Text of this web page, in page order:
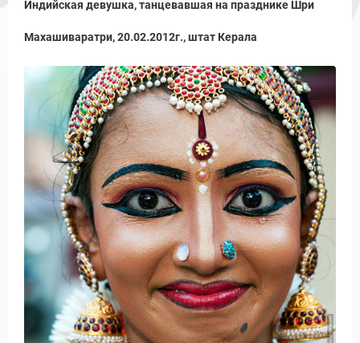
Индийская девушка, танцевавшая на празднике Шри
Махашиваратри, 20.02.2012г., штат Керала